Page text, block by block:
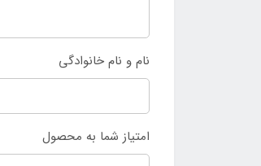
نام و نام خانوادگی
امتیاز شما به محصول